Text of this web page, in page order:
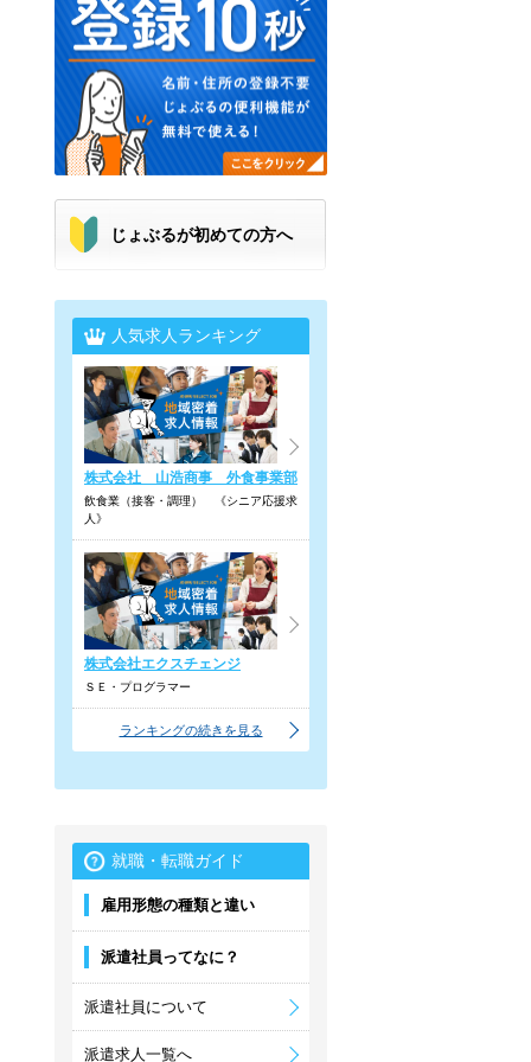
じょぶるが初めての方へ
人気求人ランキング
株式会社 山浩商事 外食事業部
飲食業（接客・調理） 《シニア応援求
人》
株式会社エクスチェンジ
ＳＥ・プログラマー
ランキングの続きを見る
就職・転職ガイド
雇用形態の種類と違い
派遣社員ってなに？
派遣社員について
派遣求人一覧へ